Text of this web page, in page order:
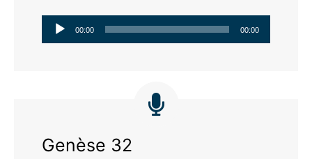
Lecteur
00:00 00:00
Genèse 32